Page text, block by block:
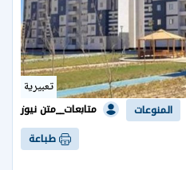
تعبيرية
المنوعات متابعات__متن نيوز
طباعة